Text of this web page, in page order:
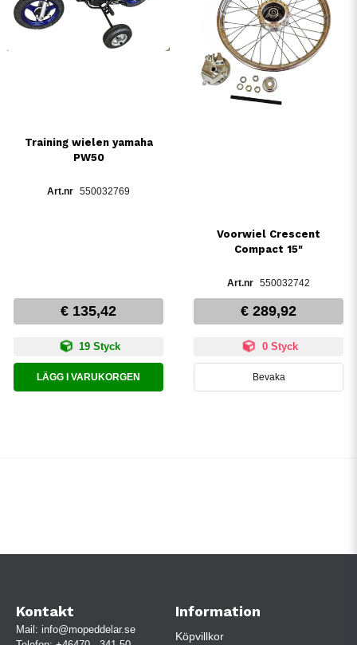
Training wielen yamaha
PW50
550032769
€ 135,42
19 Styck
LÄGG I VARUKORGEN
Voorwiel Crescent
Compact 15"
550032742
€ 289,92
0 Styck
Bevaka
Kontakt
Mail: info@mopeddelar.se
Information
Köpvillkor